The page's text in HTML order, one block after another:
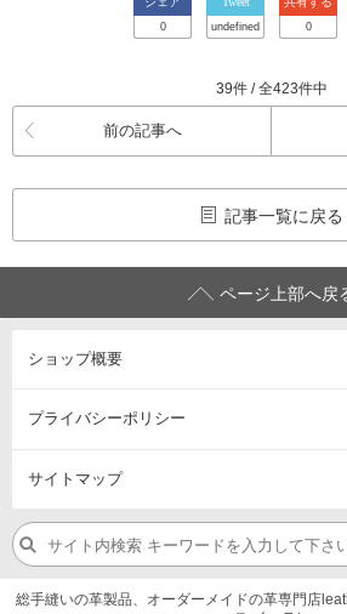
0 undefined 0
39件 / 全423件中
前の記事へ
記事一覧に戻る
ページ上部へ戻
ショップ概要
プライバシーポリシー
サイトマップ
総手縫いの革製品、オーダーメイドの革専門店